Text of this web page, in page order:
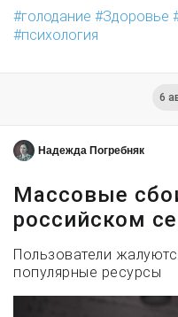
голодание
Здоровье
психология
6
Надежда Погребняк
Массовые
российском
Пользователи
популярные ресурсы